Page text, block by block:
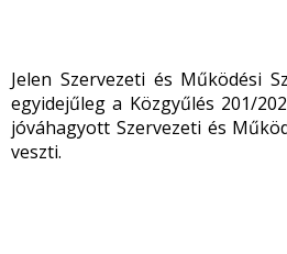
Jelen Szervezeti és Működési
egyidejűleg a Közgyűlés 201/
jóváhagyott Szervezeti és
veszti.